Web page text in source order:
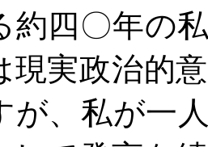
約四〇年の
現実政治的
が、私が一